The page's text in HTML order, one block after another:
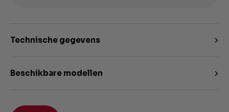
Technische gegevens
Beschikbare modellen